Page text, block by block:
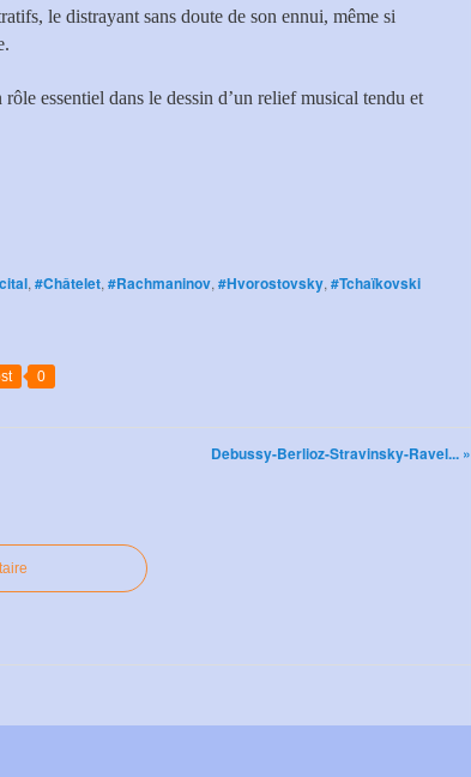
le distrayant sans doute de son ennui, même si
rôle essentiel dans le dessin d’un relief musical tendu et
, #Châtelet, #Rachmaninov, #Hvorostovsky, #Tchaïkovski
0
Debussy-Berlioz-Stravinsky-Ravel... »